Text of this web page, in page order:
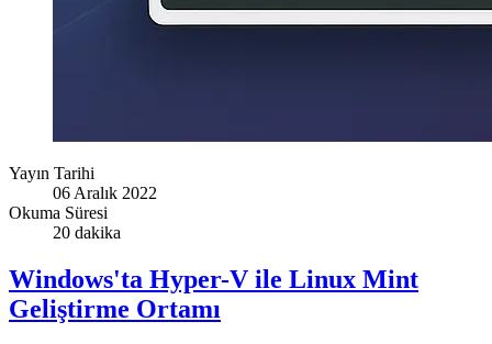
Yayın Tarihi
06 Aralık 2022
Okuma Süresi
20 dakika
Windows'ta Hyper-V ile Linux Mint
Geliştirme Ortamı